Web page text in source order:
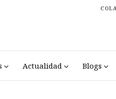
Actualidad Blogs